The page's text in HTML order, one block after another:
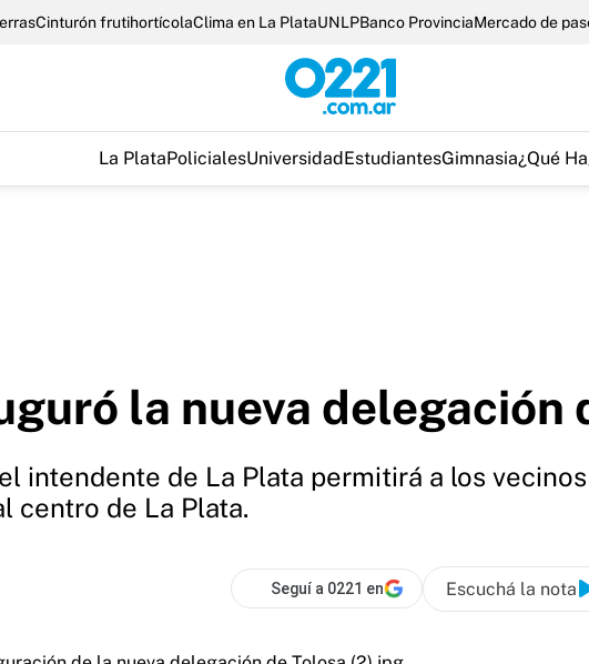
Cinturón frutihortícolaClima en La PlataUNLPBanco ProvinciaMercado de
La PlataPolicialesUniversidadEstudiantesGimnasia¿Qué
la nueva delegación
intendente de La Plata permitirá a los
centro de La Plata.
Seguí a 0221 en Escuchá la nota